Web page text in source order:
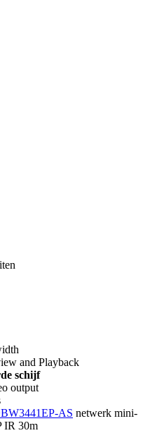
and Playback
schijf
output
AS netwerk mini-
IR 30m